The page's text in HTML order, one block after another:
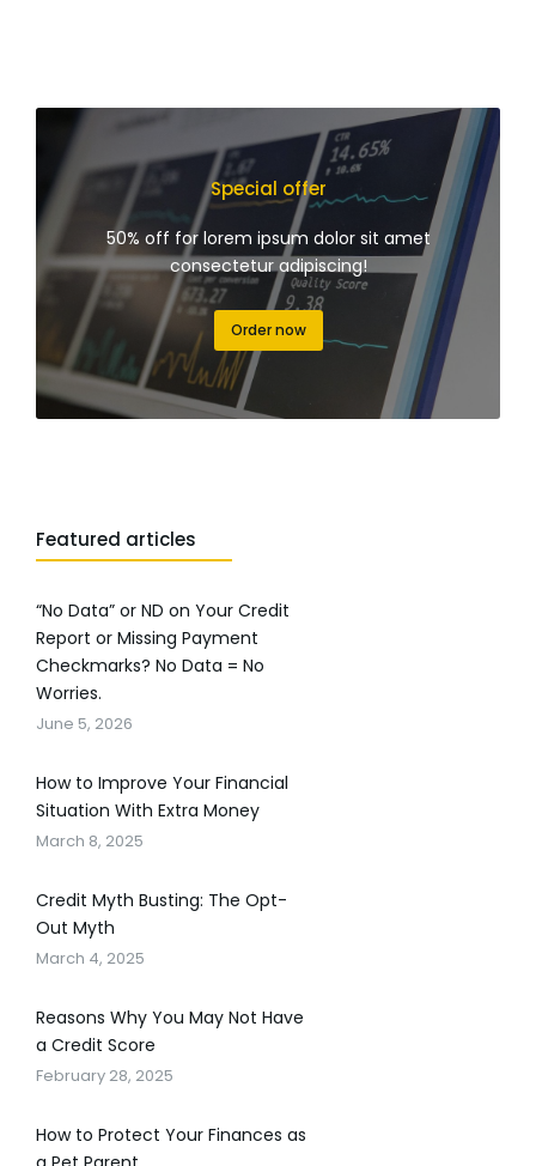
Special offer
50% off for lorem ipsum dolor sit amet
consectetur adipiscing!
Order now
Featured articles
“No Data” or ND on Your Credit
Report or Missing Payment
Checkmarks? No Data = No
Worries.
June 5, 2026
How to Improve Your Financial
Situation With Extra Money
March 8, 2025
Credit Myth Busting: The Opt-
Out Myth
March 4, 2025
Reasons Why You May Not Have
a Credit Score
February 28, 2025
How to Protect Your Finances as